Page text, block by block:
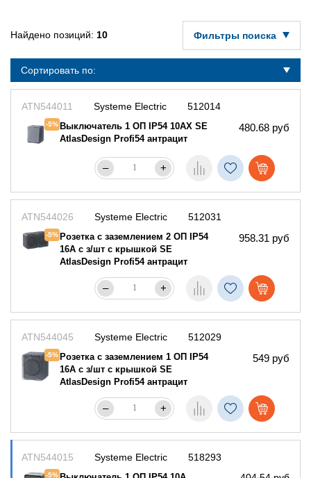
Найдено позиций: 10 Фильтры поиска
Сортировать по:
512014
ATN544011
-5%Выключатель 1 ОП IP54 10АХ SE
AtlasDesign Profi54 антрацит
480.68 руб
Systeme Electric
– +
512031
ATN544026
-5%Розетка с заземлением 2 ОП IP54
16А с з/шт с крышкой SE
AtlasDesign Profi54 антрацит
958.31 руб
Systeme Electric
– +
512029
ATN544045
-5%Розетка с заземлением 1 ОП IP54
16А с з/шт с крышкой SE
AtlasDesign Profi54 антрацит
549 руб
Systeme Electric
– +
518293
ATN544015
-5%
Systeme Electric